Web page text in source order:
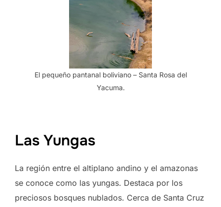
El pequeño pantanal boliviano – Santa Rosa del
Yacuma.
Las Yungas
La región entre el altiplano andino y el amazonas
se conoce como las yungas. Destaca por los
preciosos bosques nublados. Cerca de Santa Cruz